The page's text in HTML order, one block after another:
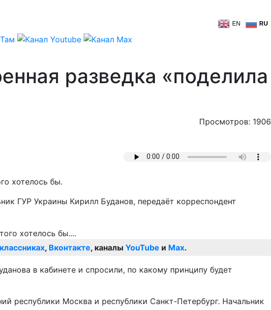
EN RU
разведка «поделила
Просмотров: 1906
хотелось бы.
ГУР Украины Кирилл Буданов, передаёт корреспондент
, Вконтакте, каналы YouTube и Max.
в кабинете и спросили, по какому принципу будет
республики Москва и республики Санкт-Петербург. Начальник